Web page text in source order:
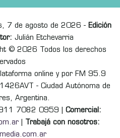
7 de agosto de 2026 - Edición
Julián Etchevarria
© 2026 Todos los derechos
online y por FM 95.9
- Ciudad Autónoma de
Argentina.
7082 0959 | Comercial:
Trabajá con nosotros: